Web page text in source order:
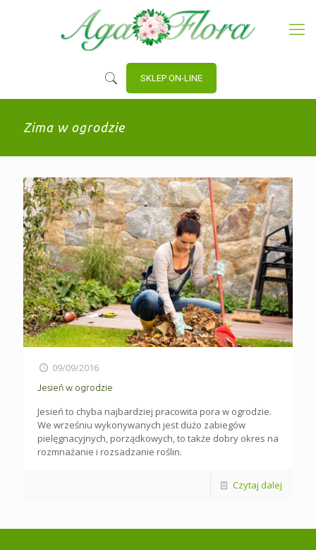
SKLEP ON-LINE
Zima w ogrodzie
09/09/2016
Jesień w ogrodzie
Jesień to chyba najbardziej pracowita pora w ogrodzie.
We wrześniu wykonywanych jest dużo zabiegów
pielęgnacyjnych, porządkowych, to także dobry okres na
rozmnażanie i rozsadzanie roślin.
Czytaj dalej